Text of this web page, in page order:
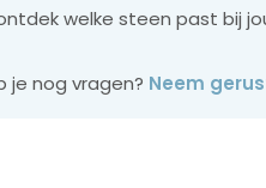
welke steen past bij
je nog vragen? Neem